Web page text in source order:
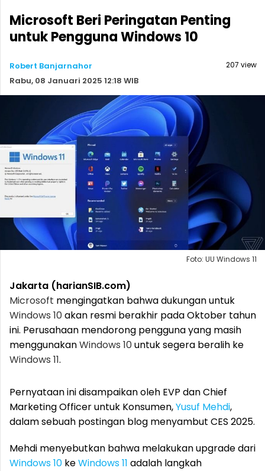
Microsoft Beri Peringatan Penting
untuk Pengguna Windows 10
Robert Banjarnahor
Rabu, 08 Januari 2025 12:18 WIB
207 view
Foto: UU Windows 11
Jakarta (harianSIB.com)
Microsoft mengingatkan bahwa dukungan untuk
Windows 10akan resmi berakhir pada Oktober tahun
ini. Perusahaan mendorong pengguna yang masih
menggunakanWindows 10untuk segera beralih ke
Windows 11.
Pernyataan ini disampaikan oleh EVP dan Chief
Marketing Officer untuk Konsumen,Yusuf Mehdi,
dalam sebuah postingan blog menyambut CES 2025.
Mehdi menyebutkan bahwa melakukan upgrade dari
Windows 10 keWindows 11 adalah langkah